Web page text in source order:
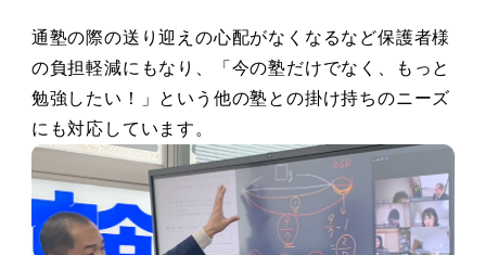
通塾の際の送り迎えの心配がなくなるなど保護者様
の負担軽減にもなり、「今の塾だけでなく、もっと
勉強したい！」という他の塾との掛け持ちのニーズ
にも対応しています。